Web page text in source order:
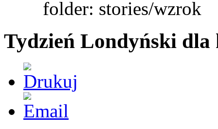
folder: stories/wzrok
Tydzień Londyński dla